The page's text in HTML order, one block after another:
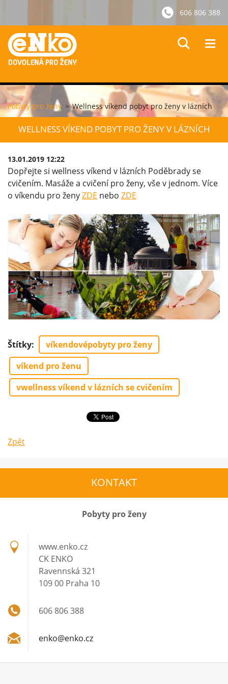
606 806 388
Pobyty pro ženy > Wellness víkend pobyt pro ženy v lázních
WELLNESS VÍKEND POBYT PRO ŽENY V LÁZNÍCH
13.01.2019 12:22
Dopřejte si wellness víkend v lázních Poděbrady se
cvičením. Masáže a cvičení pro ženy, vše v jednom. Více
o víkendu pro ženyZDE nebo ZDE
Štítky:
víkendovépobyty pro ženy
víkend pro ženu
vwellness víkend v lázních se cvičením
Zpět
KONTAKT
Pobyty pro ženy
www.enko.cz
CK ENKO
Ravennská 321
109 00 Praha 10
606 806 388
enko@enko.cz